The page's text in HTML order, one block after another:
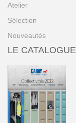
Atelier
Sélection
Nouveautés
LE CATALOGUE